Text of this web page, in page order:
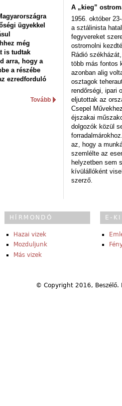
ügyekkel
még
is tudtak
arra, hogy a
a részébe
ezredforduló
Tovább
A „kieg”
1956. október
a sztálinista
fegyvereket
ostromolni
Rádió
több más fontos
azonban alig
osztagok
rendőrségi, ipari
eljutottak az
Csepel
éjszakai
dolgozók közül
az, hogy a
szemlélte az
helyzetben sem
kívülállóként
szerző.
HÍRMONDÓ
Hazai vizek
Mozduljunk
Más vizek
E-
© Copyright 2016,